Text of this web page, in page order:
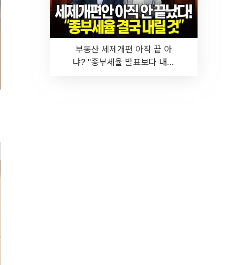
부동산 세제개편 아직 끝 아
냐? "종부세율 발표보다 내릴